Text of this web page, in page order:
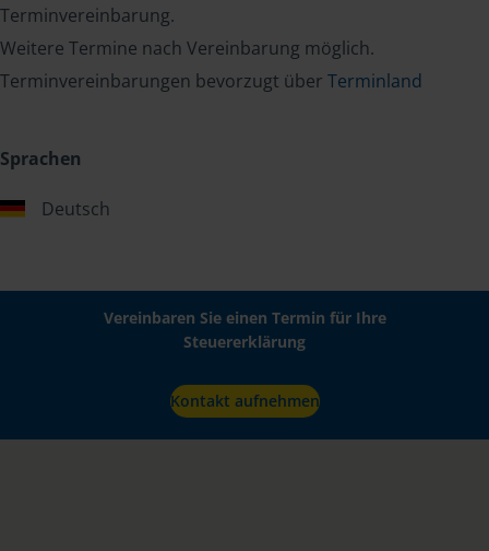
Terminvereinbarung.
Weitere Termine nach Vereinbarung möglich.
Terminvereinbarungen bevorzugt über Terminland
Sprachen
Deutsch
Vereinbaren Sie einen Termin für Ihre
Steuererklärung
Kontakt aufnehmen